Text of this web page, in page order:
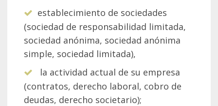
establecimiento de sociedades
(sociedad de responsabilidad limitada,
sociedad anónima, sociedad anónima
simple, sociedad limitada),
la actividad actual de su empresa
(contratos, derecho laboral, cobro de
deudas, derecho societario);